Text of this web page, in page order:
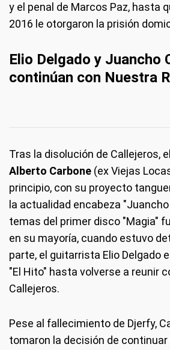
y el penal de Marcos Paz, hasta
2016 le otorgaron la prisión
Elio Delgado y Juancho
continúan con Nuestra
Tras la disolución de Callejeros,
Alberto Carbone (ex Viejas
principio, con su proyecto
la actualidad encabeza
temas del primer disco "Magia"
en su mayoría, cuando estuvo
parte, el guitarrista Elio Delgado
"El Hito" hasta volverse a reunir
Callejeros.
Pese al fallecimiento de Djerfy,
tomaron la decisión de